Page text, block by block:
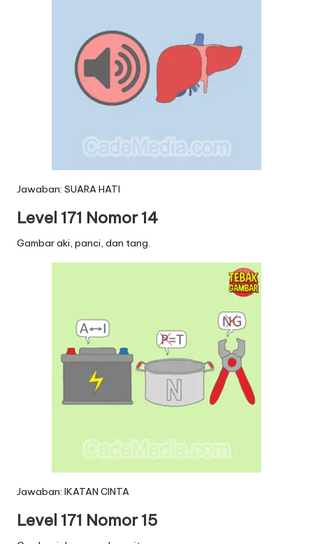
Jawaban: SUARA HATI
Level 171 Nomor 14
Gambar aki, panci, dan tang.
Jawaban: IKATAN CINTA
Level 171 Nomor 15